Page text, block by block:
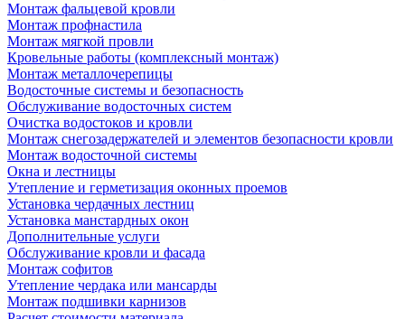
Монтаж фальцевой кровли
Монтаж профнастила
Монтаж мягкой провли
Кровельные работы (комплексный монтаж)
Монтаж металлочерепицы
Водосточные системы и безопасность
Обслуживание водосточных систем
Очистка водостоков и кровли
Монтаж снегозадержателей и элементов безопасности кровли
Монтаж водосточной системы
Окна и лестницы
Утепление и герметизация оконных проемов
Установка чердачных лестниц
Установка манстардных окон
Дополнительные услуги
Обслуживание кровли и фасада
Монтаж софитов
Утепление чердака или мансарды
Монтаж подшивки карнизов